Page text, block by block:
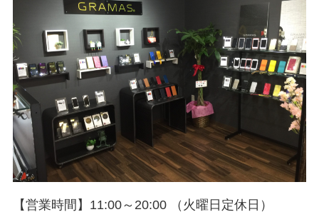
【営業時間】11:00～20:00 （火曜日定休日）